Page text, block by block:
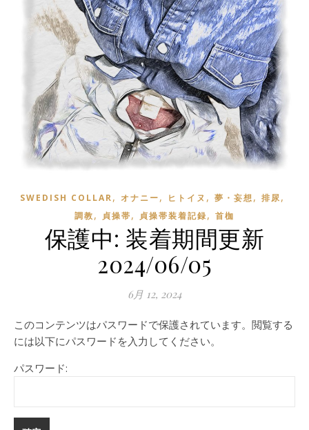
SWEDISH COLLAR, オナニー, ヒトイヌ , 夢・妄想, 排尿,
調教, 貞操帯, 貞操帯装着記録, 首枷
保護中: 装着期間更新
2024/06/05
6月 12, 2024
このコンテンツはパスワードで保護されています。閲覧する
には以下にパスワードを入力してください。
パスワード: